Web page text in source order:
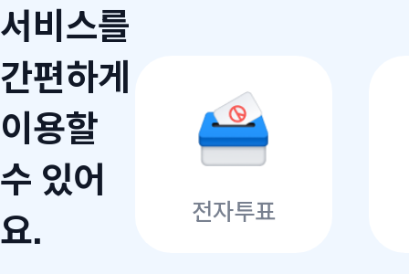
서비스를
간편하게
이용할
수 있어
요.
전자투표